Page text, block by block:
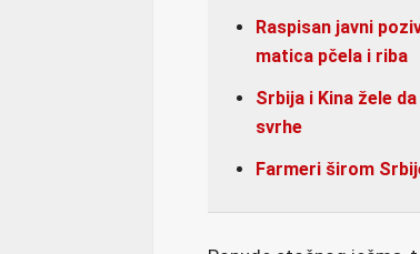
Raspisan javni
matica pčela i riba
Srbija i Kina žele
svrhe
Farmeri širom